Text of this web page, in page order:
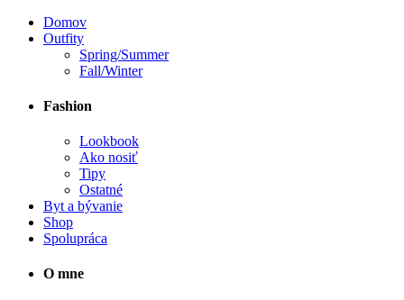
Domov
Outfity
Spring/Summer
Fall/Winter
Fashion
Lookbook
Ako nosiť
Tipy
Ostatné
Byt a bývanie
Shop
Spolupráca
O mne